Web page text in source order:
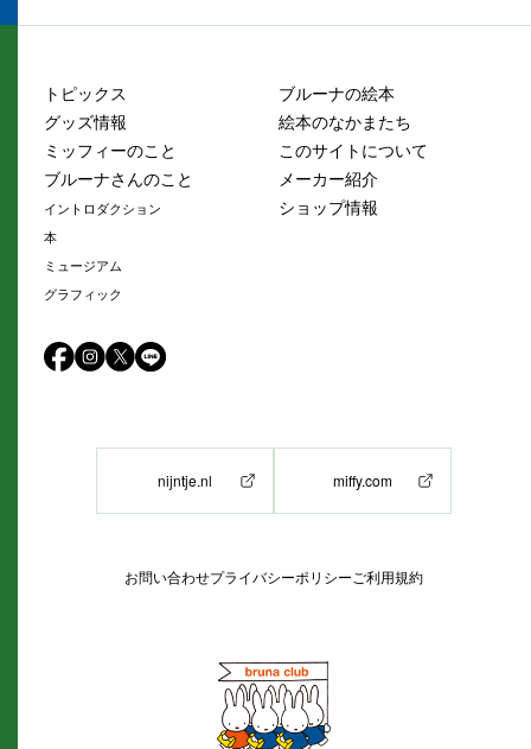
トピックス
グッズ情報
ミッフィーのこと
ブルーナさんのこと
イントロダクション
本
ミュージアム
グラフィック
ブルーナの絵本
絵本のなかまたち
このサイトについて
メーカー紹介
ショップ情報
nijntje.nl miffy.com
お問い合わせプライバシーポリシーご利用規約